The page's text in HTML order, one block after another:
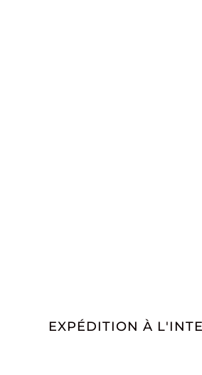
EXPÉDITION À